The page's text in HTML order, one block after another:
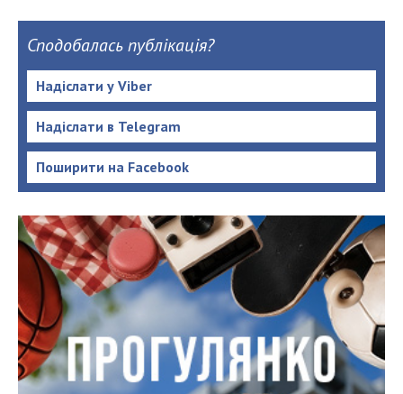
Сподобалась публікація?
Надіслати у Viber
Надіслати в Telegram
Поширити на Facebook